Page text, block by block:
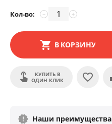
Кол-во: +
−
В КОРЗИНУ
КУПИТЬ В
ОДИН КЛИК
Наши преимущества